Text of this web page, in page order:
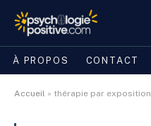
À PROPOS CONTACT
Accueil » thérapie par exposition